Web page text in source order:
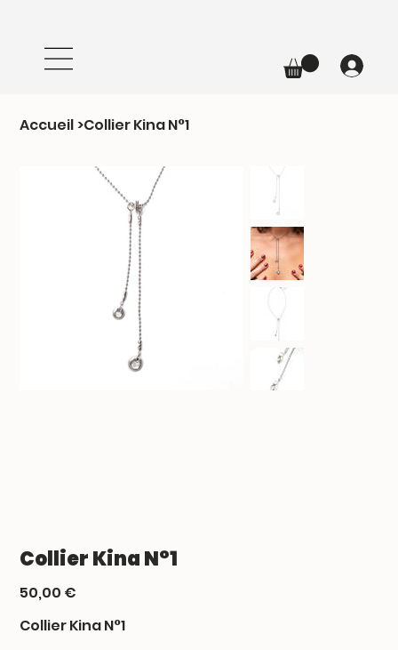
Accueil>Collier Kina N°1
Collier Kina N°1
Prix
50,00 €
Collier Kina N°1